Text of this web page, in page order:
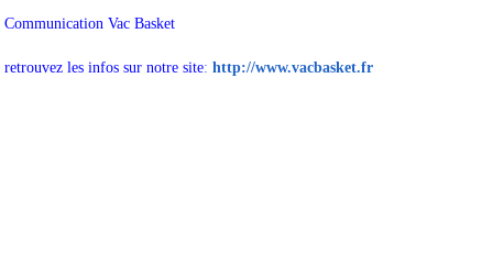
Communication Vac Basket
retrouvez les infos sur notre site: http://www.vacbasket.fr